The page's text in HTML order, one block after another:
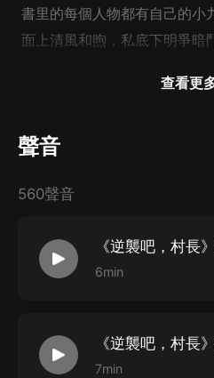
書里的每個人物都有自己的小
面上清風和煦，私底下明爭暗
查看更
聲音
560聲音
《逆襲吧，村長
6min
《逆襲吧，村長
7min